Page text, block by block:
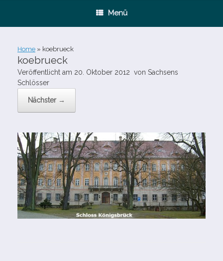
Menü
Home » koebrueck
koebrueck
Veröffentlicht am 20. Oktober 2012 von Sachsens
Schlösser
Nächster →